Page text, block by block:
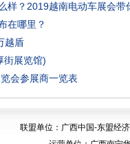
样？2019越南电动车展会带
在哪里？
越盾
街展览馆)
会参展商一览表
联盟单位：广西中国-东盟经